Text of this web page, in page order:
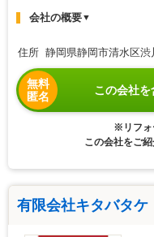
会社の概要▼
住所 静岡県静岡市清水区渋
無料
匿名
この会社
※リフォ
この会社をご
有限会社キタバタケ